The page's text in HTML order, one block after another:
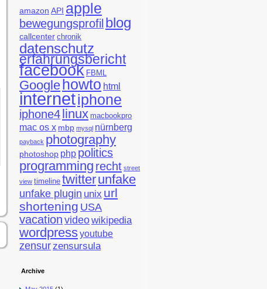
amazon API apple
bewegungsprofil blog
callcenter chronik
datenschutz
erfahrungsbericht
facebook FBML
Google howto html
internetiphone
iphone4linux macbookpro
mac os x mbp mysql nürnberg
payback photography
photoshop php politics
programming recht street
view timeline twitterunfake
unfake plugin unix url
shortening USA
vacation videowikipedia
wordpressyoutube
zensurzensursula
Archive